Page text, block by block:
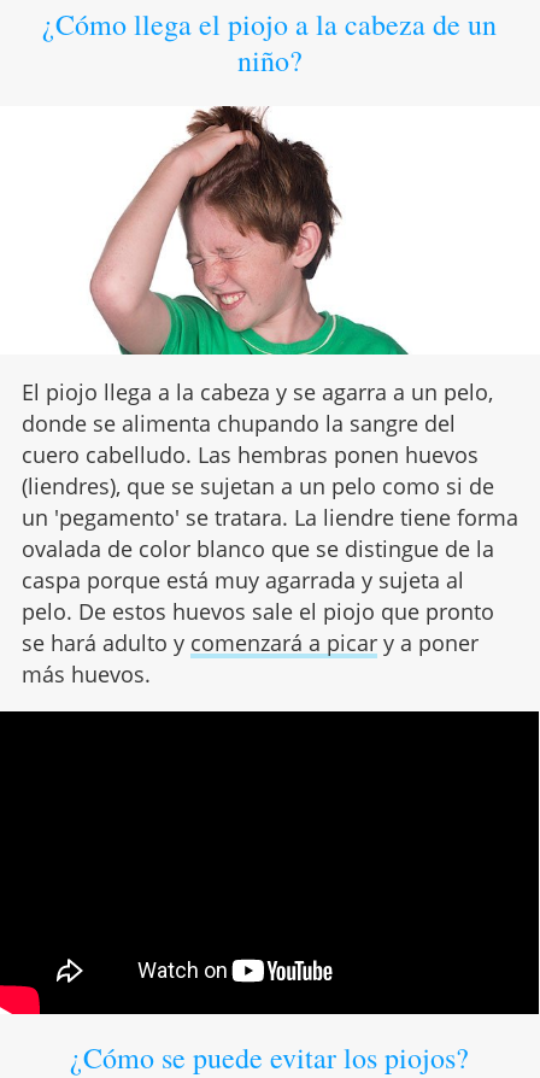
¿Cómo llega el piojo a la cabeza de un
niño?
El piojo llega a la cabeza y se agarra a un pelo,
donde se alimenta chupando la sangre del
cuero cabelludo. Las hembras ponen huevos
(liendres), que se sujetan a un pelo como si de
un 'pegamento' se tratara. La liendre tiene forma
ovalada de color blanco que se distingue de la
caspa porque está muy agarrada y sujeta al
pelo. De estos huevos sale el piojo que pronto
se hará adulto y comenzará a picary a poner
más huevos.
¿Cómo se puede evitar los piojos?